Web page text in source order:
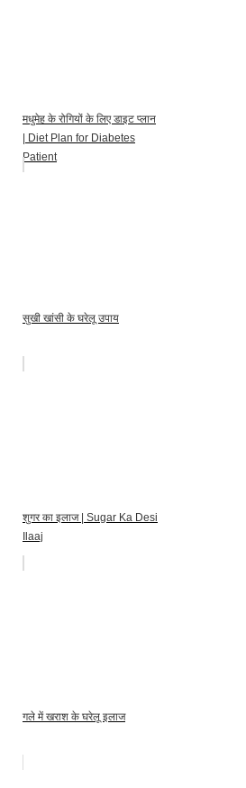
मधुमेह के रोगियों के लिए डाइट प्लान
| Diet Plan for Diabetes
Patient
सुखी खांसी के घरेलू उपाय
शुगर का इलाज | Sugar Ka Desi
Ilaaj
गले में खराश के घरेलू इलाज